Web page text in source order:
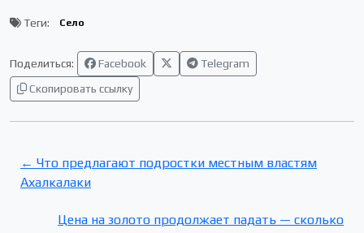
Теги: Село
Поделиться: Facebook
Telegram
Скопировать ссылку
← Что предлагают подростки местным властям
Ахалкалаки
Цена на золото продолжает падать — сколько